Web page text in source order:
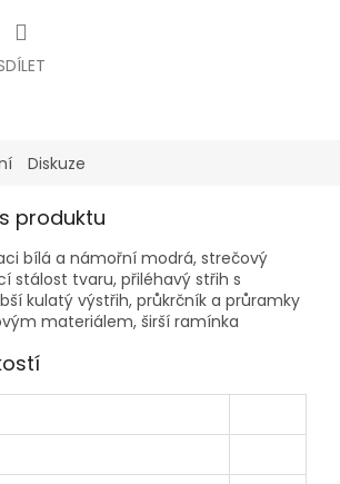
Diskuze
produktu
bílá a námořní modrá, strečový
stálost tvaru, přiléhavý střih s
kulatý výstřih, průkrčník a průramky
materiálem, širší ramínka